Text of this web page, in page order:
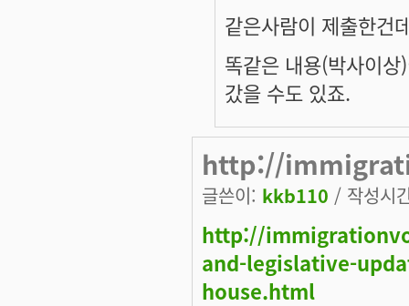
같은사람이 제출한건
똑같은 내용(박사이
갔을 수도 있죠.
http://
글쓴이: kkb110 / 작성시
http://
and-legislative-
house.html